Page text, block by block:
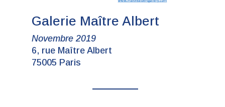
Galerie Maître Albert
Novembre 2019
6, rue Maître Albert
75005 Paris